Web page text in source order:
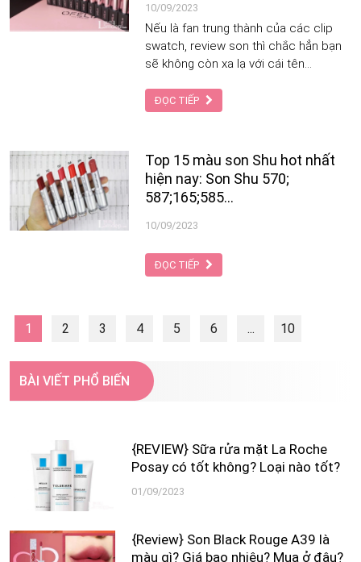
10/09/2023
Nếu là fan trung thành của các clip
swatch, review son thì chắc hẳn bạn
sẽ không còn xa lạ với cái tên
nổi tiếng của Việt Nam. Không chỉ
thành công với lĩnh vực review làm
đến là người đứng sau của dòng son
nổi tiếng và được săn đón rất nhiều
hiện nay - Ofelia. Hãy cùng Tạp Chí
Làm Đẹp tìm hiểu tất tần tật những
thông tin chi tiết về thương hiệu son
nhé!
ĐỌC TIẾP
Top 15 màu son Shu hot nhất
hiện nay: Son Shu 570;
587;165;585…
10/09/2023
ĐỌC TIẾP
1 2 3 4 5 6 ...
10
BÀI VIẾT PHỔ BIẾN
{REVIEW} Sữa rửa mặt La Roche
Posay có tốt không? Loại nào tốt?
01/09/2023
{Review} Son Black Rouge A39 là
màu gì? Giá bao nhiêu? Mua ở đâu?